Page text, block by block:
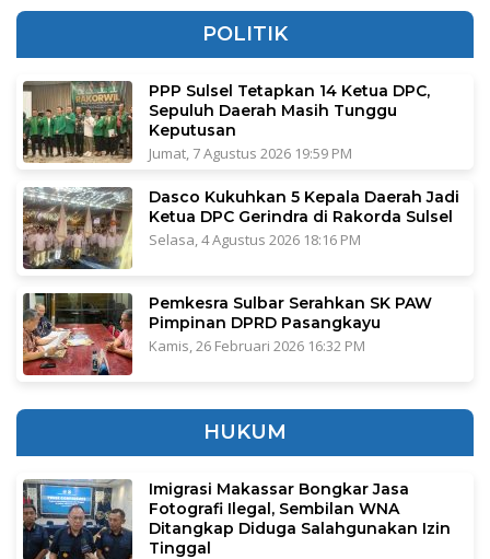
POLITIK
PPP Sulsel Tetapkan 14 Ketua DPC,
Sepuluh Daerah Masih Tunggu
Keputusan
Jumat, 7 Agustus 2026 19:59 PM
Dasco Kukuhkan 5 Kepala Daerah Jadi
Ketua DPC Gerindra di Rakorda Sulsel
Selasa, 4 Agustus 2026 18:16 PM
Pemkesra Sulbar Serahkan SK PAW
Pimpinan DPRD Pasangkayu
Kamis, 26 Februari 2026 16:32 PM
HUKUM
Imigrasi Makassar Bongkar Jasa
Fotografi Ilegal, Sembilan WNA
Ditangkap Diduga Salahgunakan Izin
Tinggal